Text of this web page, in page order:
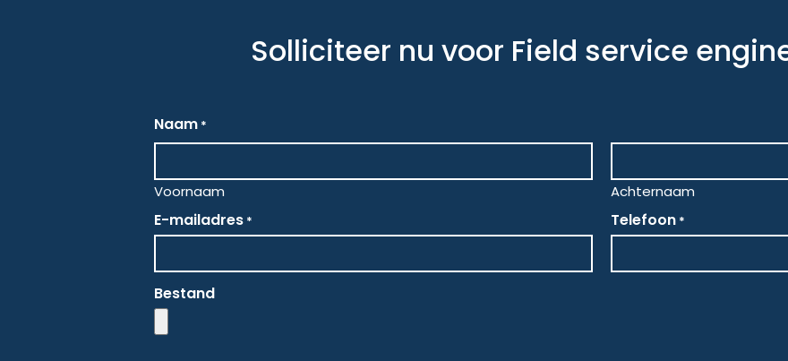
Solliciteer nu voor Field service
Naam *
Voornaam Achternaam
E-mailadres * Telefoon *
Bestand